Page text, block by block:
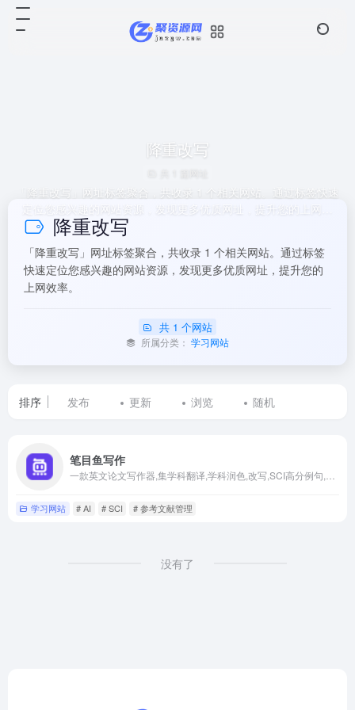
降重改写
「降重改写」网址标签聚合，共收录 1 个相关网站。通过标签快速
定位您感兴趣的网站资源，发现更多优质网址，提升您的上网效
降重改写
「降重改写」网址标签聚合，共收录 1 个相关网站。通过标签
快速定位您感兴趣的网站资源，发现更多优质网址，提升您的
上网效率。
共 1 个网站
所属分类： 学习网站
排序 发布 更新 浏览 随机
标
签
为
笔目鱼写作
学习网站 # AI # SCI # 参考文献管理
没有了